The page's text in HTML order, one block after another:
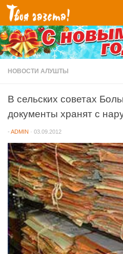
Перейти к содержимому
НОВОСТИ АЛУШТЫ
В сельских советах
документы хранят с
- ADMIN · 03.09.2012